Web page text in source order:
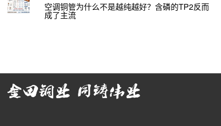
空调铜管为什么不是越纯越好？含磷的TP2反而
成了主流